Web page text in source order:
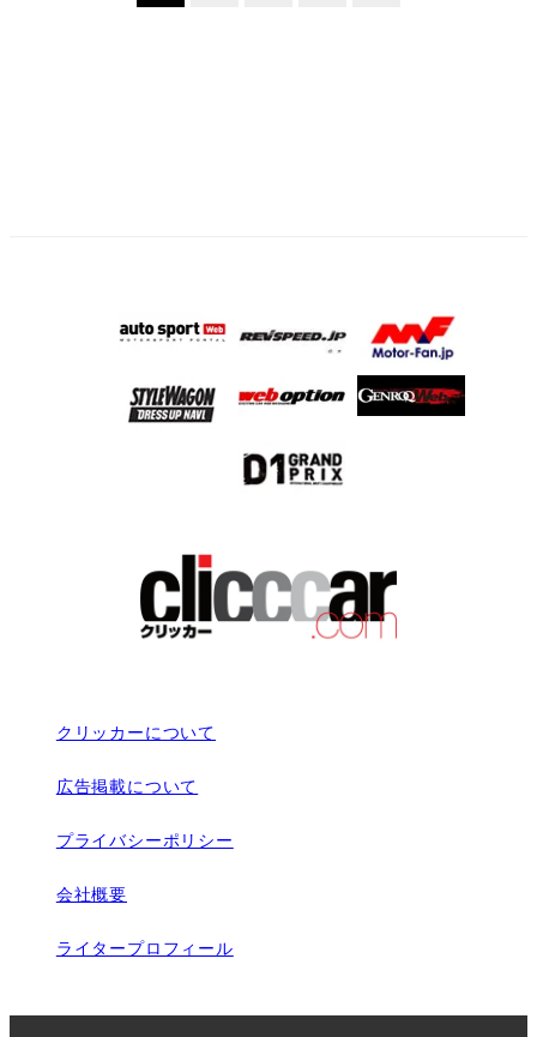
クリッカーについて
広告掲載について
プライバシーポリシー
会社概要
ライタープロフィール